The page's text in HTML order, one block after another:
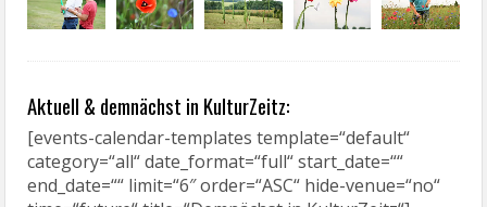
Aktuell & demnächst in KulturZeitz:
[events-calendar-templates template=“default“
category=“all“ date_format=“full“ start_date=““
end_date=““ limit=“6″ order=“ASC“ hide-venue=“no“